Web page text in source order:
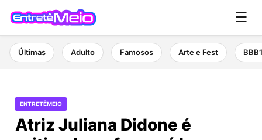
☰
Últimas Adulto Famosos Arte e Fest
ENTRETÊMEIO
Atriz Juliana Didone é